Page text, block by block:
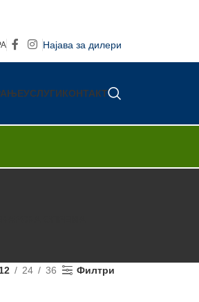
Најава за дилери
УСЛУГИКОНТАКТ
12 24 36 Филтри